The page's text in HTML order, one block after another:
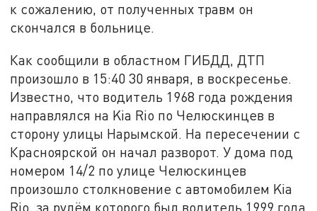
к сожалению, от полученных травм он
скончался в больнице.
Как сообщили в областном ГИБДД, ДТП
произошло в 15:40 30 января, в воскресенье.
Известно, что водитель 1968 года рождения
направлялся на Kia Rio по Челюскинцев в
сторону улицы Нарымской. На пересечении с
Красноярской он начал разворот. У дома под
номером 14/2 по улице Челюскинцев
произошло столкновение с автомобилем Kia
Rio, за рулём которого был водитель 1999 года